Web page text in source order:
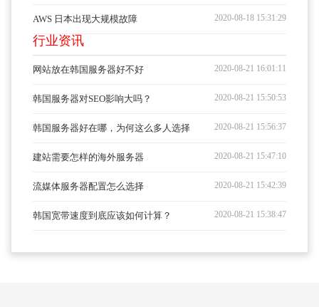
AWS 日本出现大规模故障 2020-08-18 15:31:29
行业资讯
网站放在韩国服务器好不好 2020-08-21 16:01:11
韩国服务器对SEO影响大吗？ 2020-08-21 15:50:53
韩国服务器好在哪，为何这么多人选择 2020-08-21 15:56:37
建站需要怎样的海外服务器 2020-08-21 15:47:10
流媒体服务器配置怎么选择 2020-08-21 15:42:39
韩国宽带速度到底应该如何计算？ 2020-08-21 15:38:47